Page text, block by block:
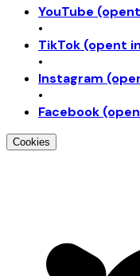
YouTube
•
TikTok (opent
•
Instagram
•
Facebook
Cookies